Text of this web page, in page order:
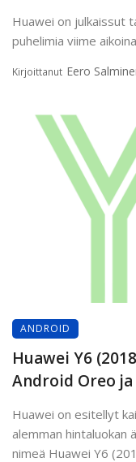
Huawei on julkaissut
puhelimia viime
Kirjoittanut Eero
ANDROID
Huawei Y6
Android Oreo
Huawei on esitellyt
alemman hintaluokan
nimeä Huawei Y6